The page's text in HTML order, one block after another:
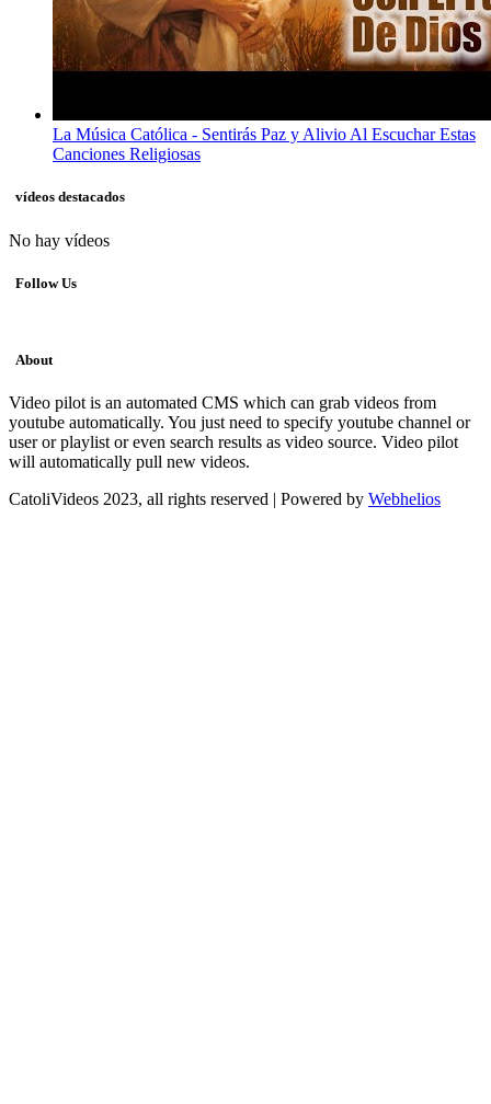
La Música Católica - Sentirás Paz y Alivio Al Escuchar Estas
Canciones Religiosas
vídeos destacados
No hay vídeos
Follow Us
About
Video pilot is an automated CMS which can grab videos from
youtube automatically. You just need to specify youtube channel or
user or playlist or even search results as video source. Video pilot
will automatically pull new videos.
CatoliVideos 2023, all rights reserved | Powered by Webhelios